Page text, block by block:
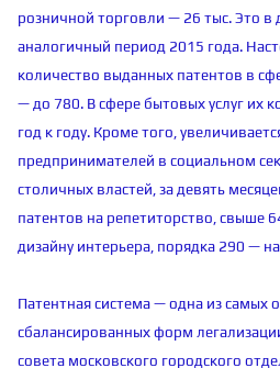
розничной торговли — 26 тыс. Это в
аналогичный период 2015 года.
количество выданных патентов в
— до 780. В сфере бытовых услуг их
год к году. Кроме того,
предпринимателей в социальном
столичных властей, за девять
патентов на репетиторство, свыше
дизайну интерьера, порядка 290 —
Патентная система — одна из самых
сбалансированных форм
совета московского городского